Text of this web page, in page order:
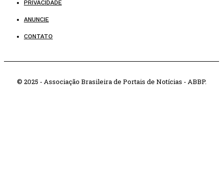
PRIVACIDADE
ANUNCIE
CONTATO
© 2025 - Associação Brasileira de Portais de Notícias - ABBP.